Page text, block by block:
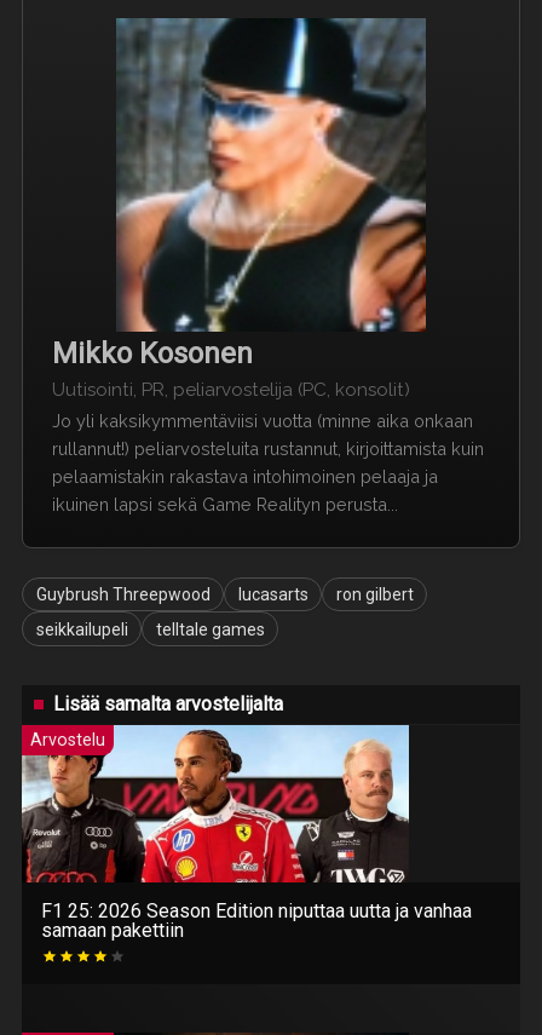
Mikko Kosonen
Uutisointi, PR, peliarvostelija (PC, konsolit)
Jo yli kaksikymmentäviisi vuotta (minne aika onkaan
rullannut!) peliarvosteluita rustannut, kirjoittamista kuin
pelaamistakin rakastava intohimoinen pelaaja ja
ikuinen lapsi sekä Game Realityn perusta...
Guybrush Threepwood lucasarts
ron gilbert
seikkailupeli
telltale games
Lisää samalta arvostelijalta
Arvostelu
F1 25: 2026 Season Edition niputtaa uutta ja vanhaa
samaan pakettiin